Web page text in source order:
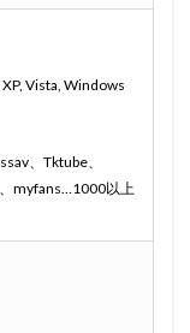
Vista, Windows
、Tktube、
myfans…1000以上